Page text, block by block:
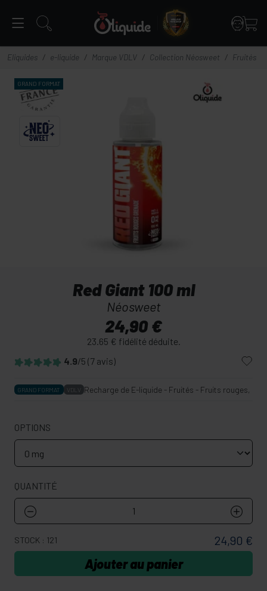
Eliquides e-liquide Marque VDLV Collection Néosweet Fruités
GRAND FORMAT
4.9/5 (7 avis)
Red Giant 100 ml
Néosweet
24,90 €
23.65 € fidélité déduite.
GRAND FORMAT VDLV Recharge de E-liquide - Fruités - Fruits rouges,
OPTIONS
QUANTITÉ
STOCK : 121 24,90 €
Ajouter au panier